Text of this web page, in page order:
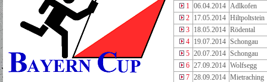
1 06.04.2014 Adlkofen
2
17.05.2014 Hiltpoltstein
3
18.05.2014 Rödental
4
19.07.2014 Schongau
5 20.07.2014 Schongau
6 27.09.2014 Wolfsegg
7 28.09.2014 Mietraching